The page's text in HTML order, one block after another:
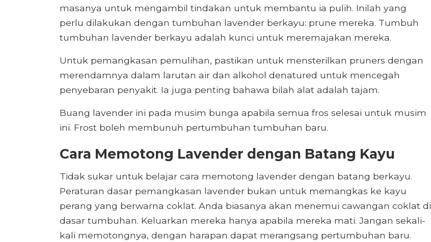
masanya untuk mengambil tindakan untuk membantu ia pulih. Inilah yang
perlu dilakukan dengan tumbuhan lavender berkayu: prune mereka. Tumbuh
tumbuhan lavender berkayu adalah kunci untuk meremajakan mereka.
Untuk pemangkasan pemulihan, pastikan untuk mensterilkan pruners dengan
merendamnya dalam larutan air dan alkohol denatured untuk mencegah
penyebaran penyakit. Ia juga penting bahawa bilah alat adalah tajam.
Buang lavender ini pada musim bunga apabila semua fros selesai untuk musim
ini. Frost boleh membunuh pertumbuhan tumbuhan baru.
Cara Memotong Lavender dengan Batang Kayu
Tidak sukar untuk belajar cara memotong lavender dengan batang berkayu.
Peraturan dasar pemangkasan lavender bukan untuk memangkas ke kayu
perang yang berwarna coklat. Anda biasanya akan menemui cawangan coklat di
dasar tumbuhan. Keluarkan mereka hanya apabila mereka mati. Jangan sekali-
kali memotongnya, dengan harapan dapat merangsang pertumbuhan baru.